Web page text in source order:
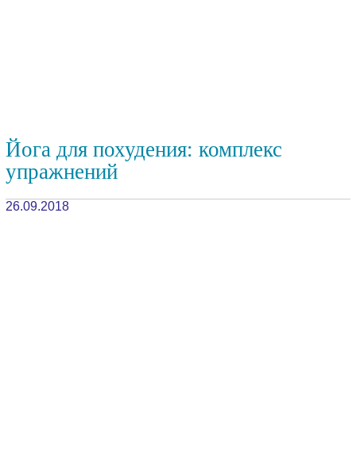
Йога для похудения: комплекс
упражнений
26.09.2018